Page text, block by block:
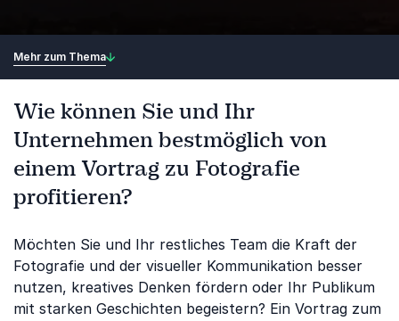
Mehr zum Thema
Wie können Sie und Ihr
Unternehmen bestmöglich von
einem Vortrag zu Fotografie
profitieren?
Möchten Sie und Ihr restliches Team die Kraft der
Fotografie und der visueller Kommunikation besser
nutzen, kreatives Denken fördern oder Ihr Publikum
mit starken Geschichten begeistern? Ein Vortrag zum